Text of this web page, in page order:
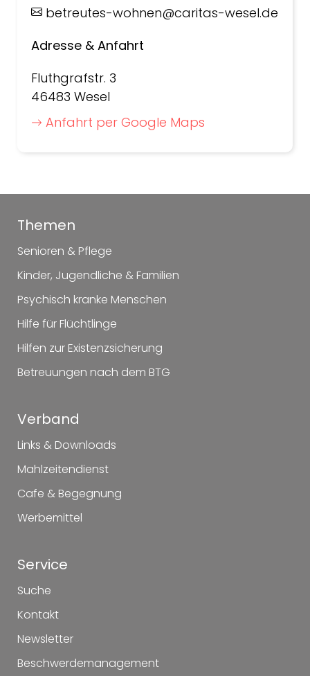
betreutes-wohnen@caritas-wesel.de
Adresse & Anfahrt
Fluthgrafstr. 3
46483 Wesel
Anfahrt per Google Maps
Themen
Senioren & Pflege
Kinder, Jugendliche & Familien
Psychisch kranke Menschen
Hilfe für Flüchtlinge
Hilfen zur Existenzsicherung
Betreuungen nach dem BTG
Verband
Links & Downloads
Mahlzeitendienst
Cafe & Begegnung
Werbemittel
Service
Suche
Kontakt
Newsletter
Beschwerdemanagement